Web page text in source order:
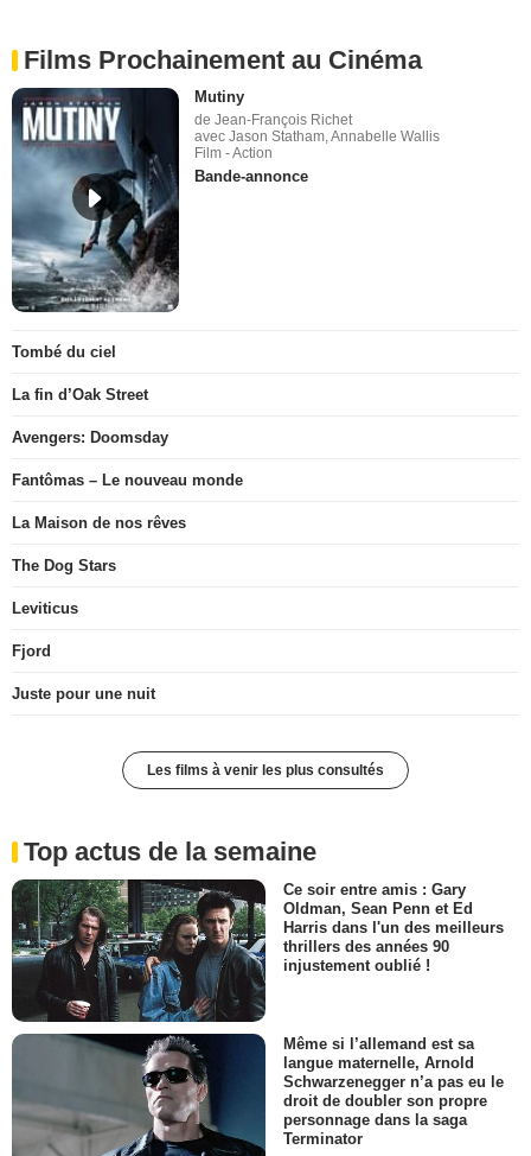
Films Prochainement au Cinéma
Mutiny
de Jean-François Richet
avec Jason Statham, Annabelle Wallis
Film - Action
Bande-annonce
Tombé du ciel
La fin d’Oak Street
Avengers: Doomsday
Fantômas – Le nouveau monde
La Maison de nos rêves
The Dog Stars
Leviticus
Fjord
Juste pour une nuit
Les films à venir les plus consultés
Top actus de la semaine
Ce soir entre amis : Gary
Oldman, Sean Penn et Ed
Harris dans l'un des meilleurs
thrillers des années 90
injustement oublié !
Même si l’allemand est sa
langue maternelle, Arnold
Schwarzenegger n’a pas eu le
droit de doubler son propre
personnage dans la saga
Terminator